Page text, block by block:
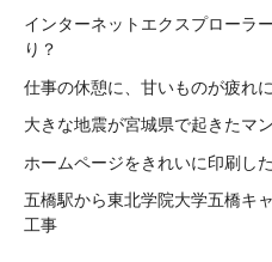
インターネットエクスプローラ
り？
仕事の休憩に、甘いものが疲れ
大きな地震が宮城県で起きたマ
ホームページをきれいに印刷し
五橋駅から東北学院大学五橋キ
工事